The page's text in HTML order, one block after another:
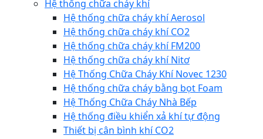
Hệ thống chữa cháy khí
Hệ thống chữa cháy khí Aerosol
Hệ thống chữa cháy khí CO2
Hệ thống chữa cháy khí FM200
Hệ thống chữa cháy khí Nitơ
Hệ Thống Chữa Cháy Khí Novec 1230
Hệ thống chữa cháy bằng bọt Foam
Hệ Thống Chữa Cháy Nhà Bếp
Hệ thống điều khiển xả khí tự động
Thiết bị cân bình khí CO2